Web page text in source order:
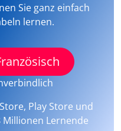
Sie ganz einfach
lernen.
Play Store und
Lernende